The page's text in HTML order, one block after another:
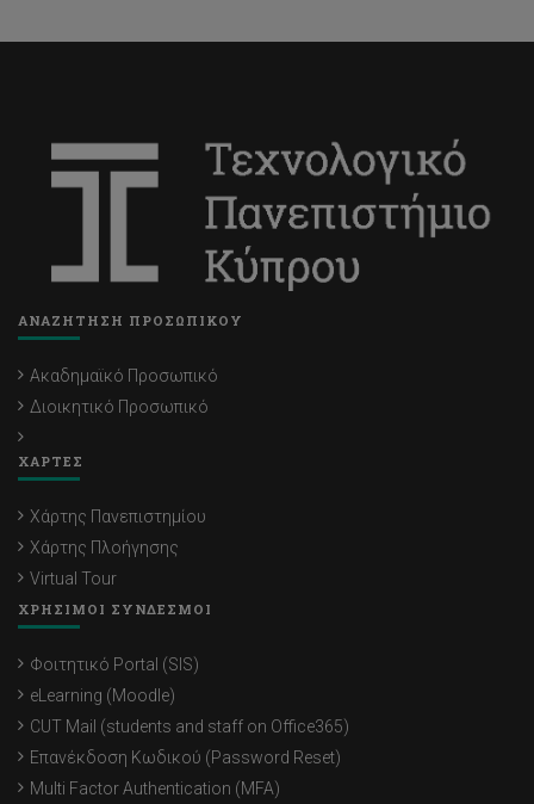
ΑΝΑΖΗΤΗΣΗ ΠΡΟΣΩΠΙΚΟΥ
Ακαδημαϊκό Προσωπικό
Διοικητικό Προσωπικό
ΧΑΡΤΕΣ
Χάρτης Πανεπιστημίου
Χάρτης Πλοήγησης
Virtual Tour
ΧΡΗΣΙΜΟΙ ΣΥΝΔΕΣΜΟΙ
Φοιτητικό Portal (SIS)
eLearning (Moodle)
CUT Mail (students and staff on Office365)
Επανέκδοση Κωδικού (Password Reset)
Multi Factor Authentication (MFA)